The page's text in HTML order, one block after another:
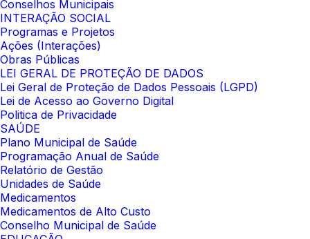
Conselhos Municipais
INTERAÇÃO SOCIAL
Programas e Projetos
Ações (Interações)
Obras Públicas
LEI GERAL DE PROTEÇÃO DE DADOS
Lei Geral de Proteção de Dados Pessoais (LGPD)
Lei de Acesso ao Governo Digital
Politica de Privacidade
SAÚDE
Plano Municipal de Saúde
Programação Anual de Saúde
Relatório de Gestão
Unidades de Saúde
Medicamentos
Medicamentos de Alto Custo
Conselho Municipal de Saúde